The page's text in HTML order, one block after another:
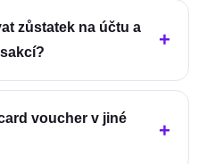
zůstatek na účtu a
voucher v jiné